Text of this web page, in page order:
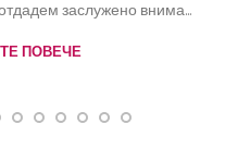
заслужено внима...
ПОВЕЧЕ